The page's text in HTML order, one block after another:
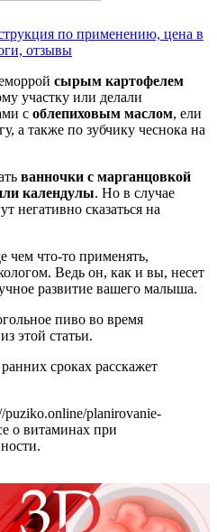
по применению, цена в
отзывы
сырым картофелем
участку или делали
с облепиховым маслом, ели
а также по зубчику чеснока на
ванночки с марганцовкой
календулы. Но в случае
негативно сказаться на
чем что-то применять,
Ведь он, как и вы, несет
развитие вашего малыша.
пиво во время
этой статьи.
сроках расскажет
puziko.online/planirovanie-
о витаминах при